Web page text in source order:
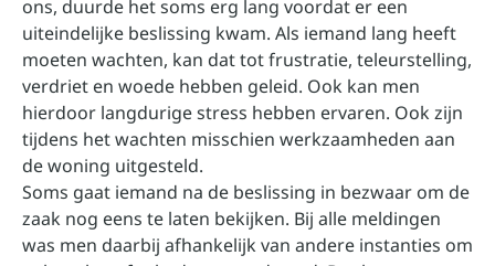
ons, duurde het soms erg lang voordat er een
uiteindelijke beslissing kwam. Als iemand lang heeft
moeten wachten, kan dat tot frustratie, teleurstelling,
verdriet en woede hebben geleid. Ook kan men
hierdoor langdurige stress hebben ervaren. Ook zijn
tijdens het wachten misschien werkzaamheden aan
de woning uitgesteld.
Soms gaat iemand na de beslissing in bezwaar om de
zaak nog eens te laten bekijken. Bij alle meldingen
was men daarbij afhankelijk van andere instanties om